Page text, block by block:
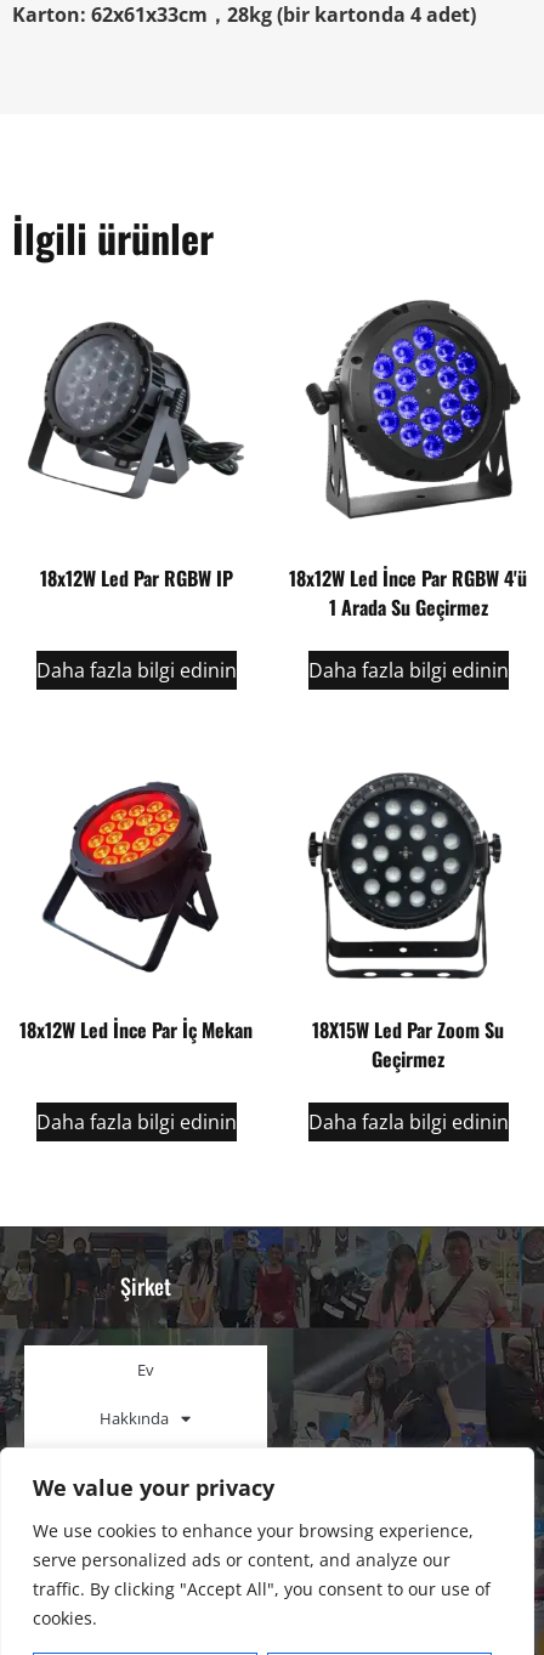
We value your privacy
We use cookies to enhance your browsing experience,
serve personalized ads or content, and analyze our
traffic. By clicking "Accept All", you consent to our use of
cookies.
Karton: 62x61x33cm，28kg (bir kartonda 4 adet)
İlgili ürünler
18x12W Led Par RGBW IP
Daha fazla bilgi edinin
18x12W Led İnce Par RGBW 4'ü
1 Arada Su Geçirmez
Daha fazla bilgi edinin
18x12W Led İnce Par İç Mekan
Daha fazla bilgi edinin
18X15W Led Par Zoom Su
Geçirmez
Daha fazla bilgi edinin
Şirket
Ev
Hakkında
Blog